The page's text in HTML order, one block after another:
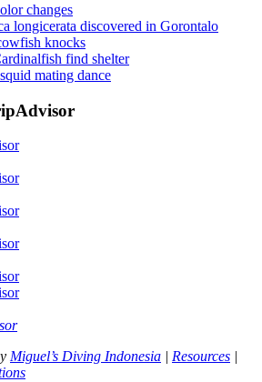
changes
longicerata discovered in Gorontalo
knocks
find shelter
mating dance
Miguel’s Diving Indonesia | Resources |